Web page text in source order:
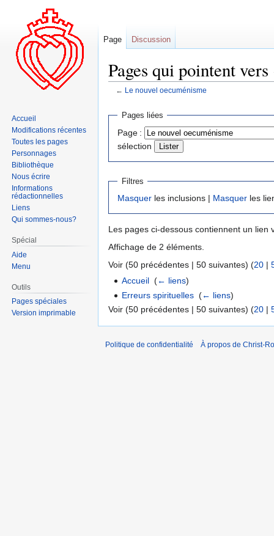
Pages qui pointent
← Le nouvel oecuménisme
Aller
navigation
Aller
recherche
Pages liées
Page :
sélection
Filtres
Masquer les inclusions | Masquer les
Les pages ci-dessous contiennent un lien
Affichage de 2 éléments.
Voir (50 précédentes | 50 suivantes) (20 |
Accueil ‎(← liens)
Erreurs spirituelles ‎(← liens)
Voir (50 précédentes | 50 suivantes) (20 |
Page Discussion
Accueil
Modifications récentes
Toutes les pages
Personnages
Bibliothèque
Nous écrire
Informations
rédactionnelles
Liens
Qui sommes-nous?
Spécial
Aide
Menu
Outils
Pages spéciales
Version imprimable
Politique de confidentialité À propos de Christ-